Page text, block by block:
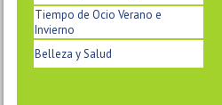
Tiempo de Ocio Verano e
Invierno
Belleza y Salud